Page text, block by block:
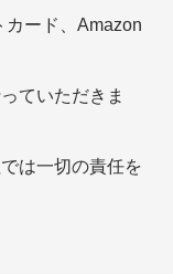
カード、Amazon
ていただきま
は一切の責任を